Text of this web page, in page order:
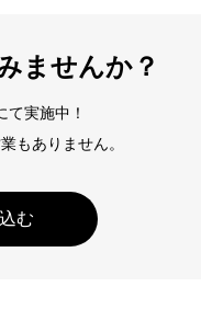
ませんか？
実施中！
もありません。
む